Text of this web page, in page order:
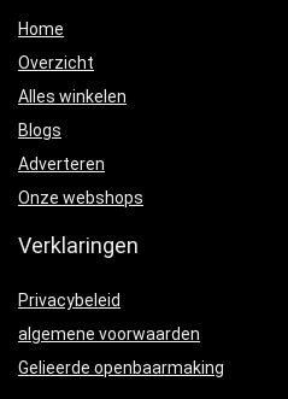
Home
Overzicht
Alles winkelen
Blogs
Adverteren
Onze webshops
Verklaringen
Privacybeleid
algemene voorwaarden
Gelieerde openbaarmaking